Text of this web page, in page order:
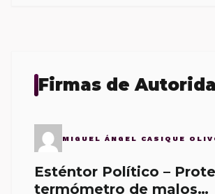
Firmas de
MIGUEL ÁNGEL CASIQUE
Esténtor Político –
termómetro de malos